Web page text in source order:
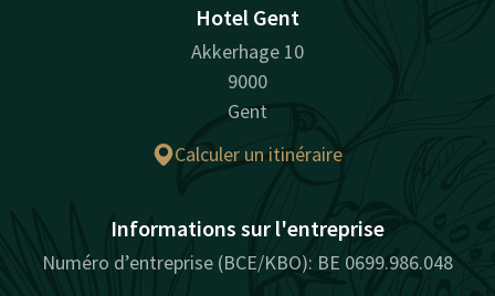
Hotel Gent
Akkerhage 10
9000
Gent
Calculer un itinéraire
Informations sur l'entreprise
Numéro d’entreprise (BCE/KBO): BE 0699.986.048